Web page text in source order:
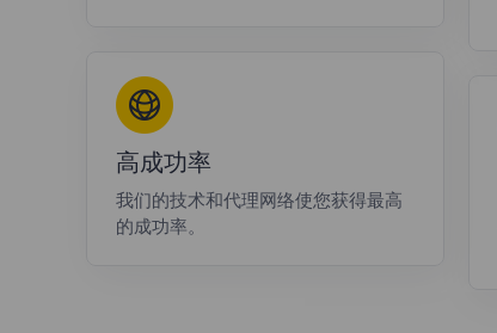
高成功率
我们的技术和代理网络使您获得最高
的成功率。